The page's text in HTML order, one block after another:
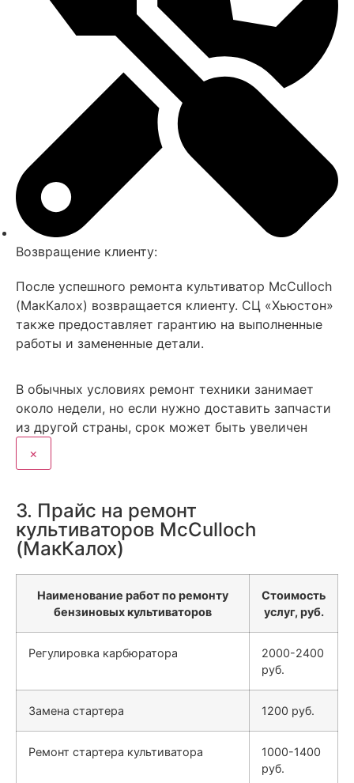
Возвращение клиенту:
После успешного ремонта культиватор MсCulloch
(МакКалох) возвращается клиенту. СЦ «Хьюстон»
также предоставляет гарантию на выполненные
работы и замененные детали.
В обычных условиях ремонт техники занимает
около недели, но если нужно доставить запчасти
из другой страны, срок может быть увеличен
×
3. Прайс на ремонт
культиваторов MсCulloch
(МакКалох)
Наименование работ по ремонту
бензиновых культиваторов
Стоимость
услуг, руб.
Регулировка карбюратора
2000-2400
руб.
Замена стартера 1200 руб.
Ремонт стартера культиватора
1000-1400
руб.